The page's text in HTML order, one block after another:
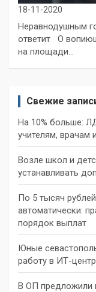
18-11-2020
Неравнодушным
ответит О
на площади…
Свежие
На 10% больше:
учителям, врачам
Возле школ и
устанавливать
По 5 тысяч
автоматически:
порядок выплат
Юные
работу в ИТ-
В ОП предложили